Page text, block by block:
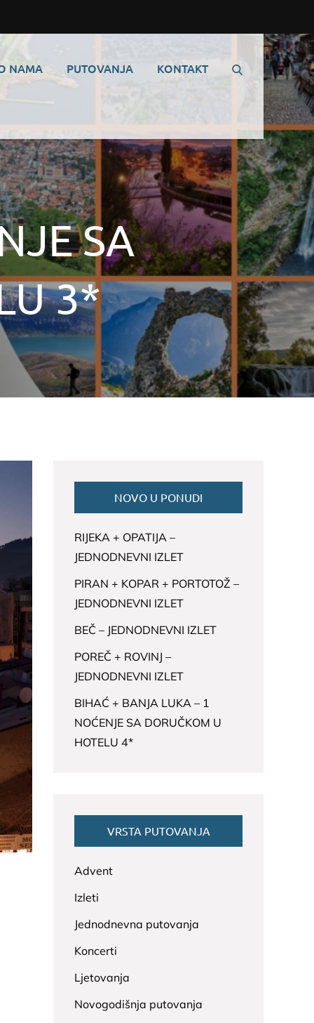
NAMA PUTOVANJA KONTAKT
SA
3*
NOVO U PONUDI
RIJEKA + OPATIJA –
JEDNODNEVNI IZLET
PIRAN + KOPAR + PORTOTOŽ –
JEDNODNEVNI IZLET
BEČ – JEDNODNEVNI IZLET
POREČ + ROVINJ –
JEDNODNEVNI IZLET
BIHAĆ + BANJA LUKA – 1
NOĆENJE SA DORUČKOM U
HOTELU 4*
VRSTA PUTOVANJA
Advent
Izleti
Jednodnevna putovanja
Koncerti
Ljetovanja
Novogodišnja putovanja